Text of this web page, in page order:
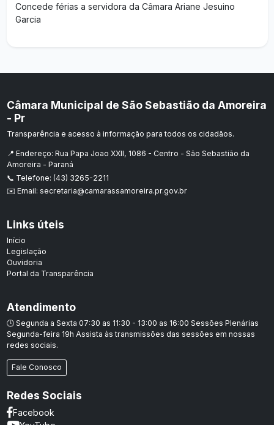
Concede férias a servidora da Câmara Ariane Jesuino
Garcia
Câmara Municipal de São Sebastião da Amoreira
- Pr
Transparência e acesso à informação para todos os cidadãos.
📍 Endereço: Rua Papa Joao XXII, 1086 - Centro - São Sebastião da
Amoreira - Paraná
📞 Telefone: (43) 3265-2211
✉️ Email: secretaria@camarassamoreira.pr.gov.br
Links úteis
Início
Legislação
Ouvidoria
Portal da Transparência
Atendimento
🕒 Segunda a Sexta 07:30 as 11:30 - 13:00 as 16:00 Sessões Plenárias
Segunda-feira 19h Assista às transmissões das sessões em nossas
redes sociais.
Fale Conosco
Redes Sociais
Facebook